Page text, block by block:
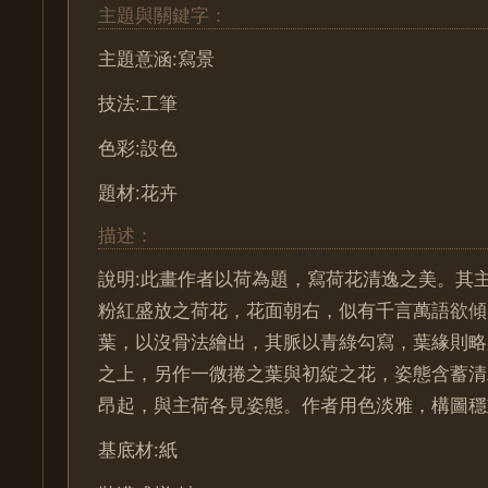
主題與關鍵字：
主題意涵:寫景
技法:工筆
色彩:設色
題材:花卉
描述：
說明:此畫作者以荷為題，寫荷花清逸之美。其
粉紅盛放之荷花，花面朝右，似有千言萬語欲
葉，以沒骨法繪出，其脈以青綠勾寫，葉緣則
之上，另作一微捲之葉與初綻之花，姿態含蓄
昂起，與主荷各見姿態。作者用色淡雅，構圖
基底材:紙